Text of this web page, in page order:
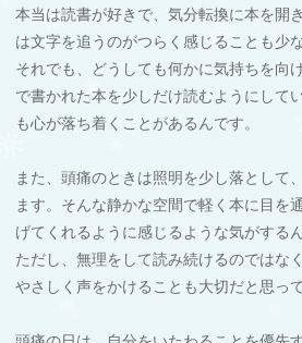
本当は読書が好きで、気分転換に本を開
は文字を追うのがつらく感じることも少
それでも、どうしても何かに気持ちを向
で書かれた本を少しだけ読むようにして
も心が落ち着くことがあるんです。
また、頭痛のときは照明を少し落として
ます。そんな静かな空間で軽く本に目を
げてくれるように感じるような気がするん
ただし、無理をして読み続けるのではな
やさしく声をかけることも大切だと思って